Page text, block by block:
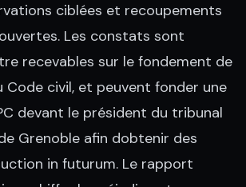
ciblées et recoupements
Les constats sont
recevables sur le fondement de
Code civil, et peuvent fonder une
devant le président du tribunal
Grenoble afin dobtenir des
in futurum. Le rapport